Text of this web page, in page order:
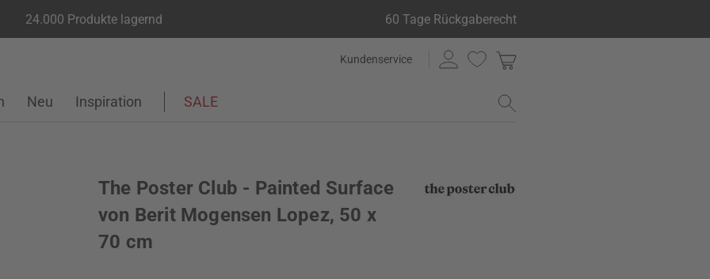
24.000 Produkte lagernd 60 Tage Rückgaberecht
Kundenservice
Neu Inspiration SALE
The Poster Club - Painted Surface
von Berit Mogensen Lopez, 50 x
70 cm